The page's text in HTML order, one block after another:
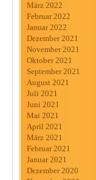
März 2022
Februar 2022
Januar 2022
Dezember 2021
November 2021
Oktober 2021
September 2021
August 2021
Juli 2021
Juni 2021
Mai 2021
April 2021
März 2021
Februar 2021
Januar 2021
Dezember 2020